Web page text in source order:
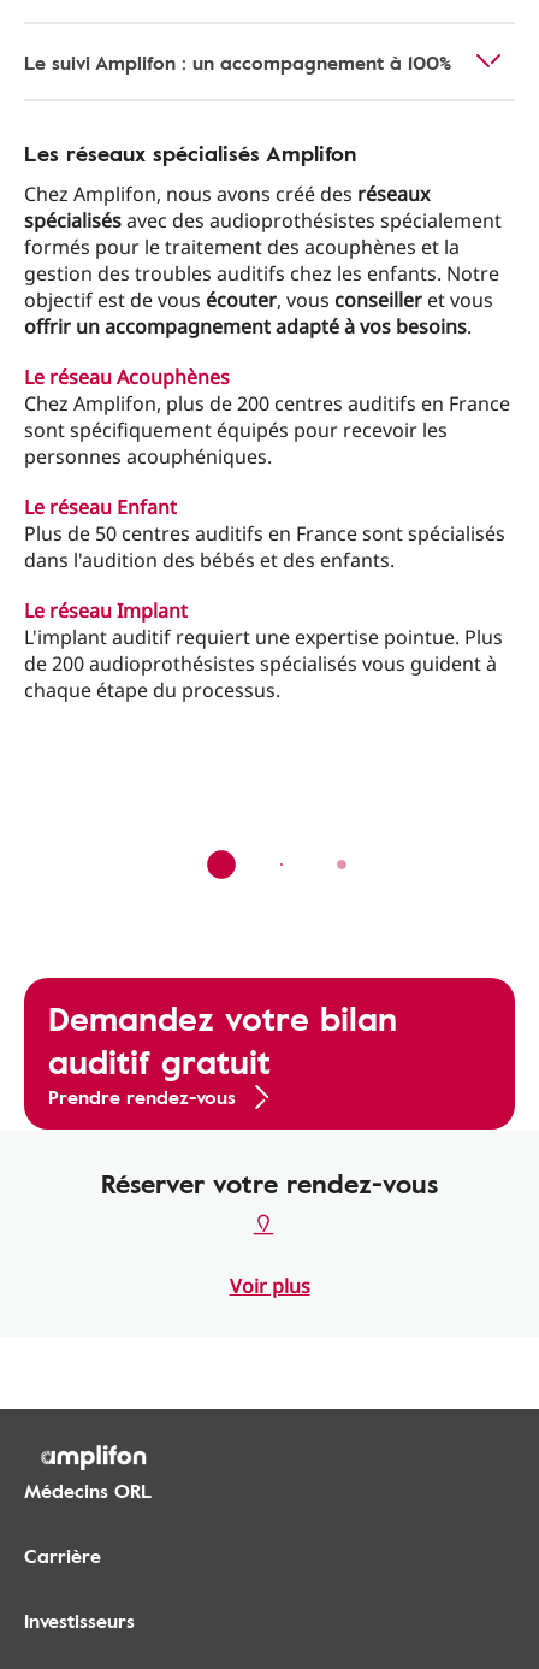
Le suivi Amplifon : un accompagnement à 100%
Les réseaux spécialisés Amplifon
Chez Amplifon, nous avons créé des réseaux
spécialisésavec des audioprothésistes spécialement
formés pour le traitement des acouphènes et la
gestion des troubles auditifs chez les enfants. Notre
objectif est de vous écouter, vous conseiller et vous
offrir un accompagnement adapté à vos besoins.
Le réseau Acouphènes
Chez Amplifon, plus de 200 centres auditifs en France
sont spécifiquement équipés pour recevoir les
personnes acouphéniques.
Le réseau Enfant
Plus de 50 centres auditifs en France sont spécialisés
dans l'audition des bébés et des enfants.
Le réseau Implant
L'implant auditif requiert une expertise pointue. Plus
de 200 audioprothésistes spécialisés vous guident à
chaque étape du processus.
Demandez votre bilan
auditif gratuit
Prendre rendez-vous
Réserver votre rendez-vous
Voir plus
Médecins ORL
Carrière
Investisseurs